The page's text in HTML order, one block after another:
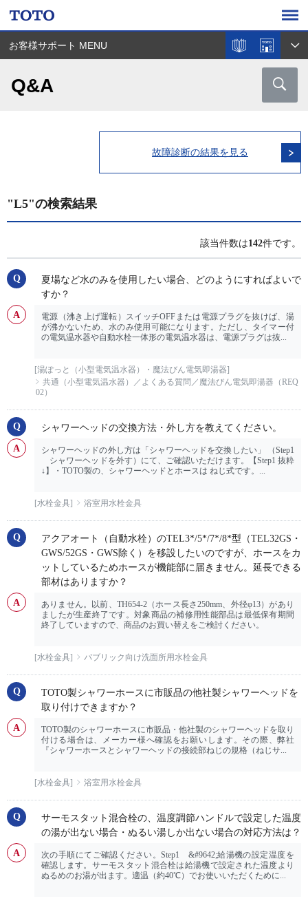
お客様サポート MENU
Q&A
故障診断の結果を見る
"L5"の検索結果
該当件数は142件です。
夏場など水のみを使用したい場合、どのようにすればよいで
すか？
電源（沸き上げ運転）スイッチOFFまたは電源プラグを抜けば、湯
が沸かないため、水のみ使用可能になります。ただし、タイマー付
の電気温水器や自動水栓一体形の電気温水器は、電源プラグは抜...
[湯ぽっと（小型電気温水器）・魔法びん電気即湯器]
共通（小型電気温水器）／よくある質問／魔法びん電気即湯器（REQ
02）
シャワーヘッドの交換方法・外し方を教えてください。
シャワーヘッドの外し方は「シャワーヘッドを交換したい」 （Step1
シャワーヘッドを外す）にて、ご確認いただけます。【Step1 抜粋
↓】・TOTO製の、シャワーヘッドとホースは ねじ式です。...
[水栓金具] 浴室用水栓金具
アクアオート（自動水栓）のTEL3*/5*/7*/8*型（TEL32GS・
GWS/52GS・GWS除く）を移設したいのですが、ホースをカ
ットしているためホースが機能部に届きません。延長できる
部材はありますか？
ありません。以前、TH654-2（ホース長さ250mm、外径φ13）があり
ましたが生産終了です。対象商品の補修用性能部品は最低保有期間
終了していますので、商品のお買い替えをご検討ください。
[水栓金具] パブリック向け洗面所用水栓金具
TOTO製シャワーホースに市販品の他社製シャワーヘッドを
取り付けできますか？
TOTO製のシャワーホースに市販品・他社製のシャワーヘッドを取り
付ける場合は、メーカー様へ確認をお願いします。その際、弊社
『シャワーホースとシャワーヘッドの接続部ねじの規格（ねじサ...
[水栓金具] 浴室用水栓金具
サーモスタット混合栓の、温度調節ハンドルで設定した温度
の湯が出ない場合・ぬるい湯しか出ない場合の対応方法は？
次の手順にてご確認ください。Step1 &#9642;給湯機の設定温度を
確認します。サーモスタット混合栓は給湯機で設定された温度より
ぬるめのお湯が出ます。適温（約40℃）でお使いいただくために...